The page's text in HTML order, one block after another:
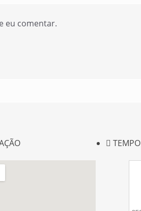
eu comentar.
TEMPO